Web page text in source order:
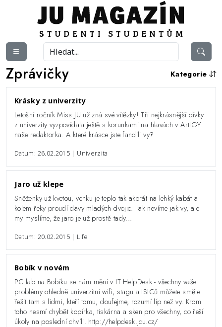
Zprávičky Kategorie
Krásky z univerzity
Letošní ročník Miss JU už zná své vítězky! Tři nejkrásnější dívky
z univerzity vyzpovídala ještě s korunkami na hlavách v ArtIGY
naše redaktorka. A které krásce jste fandili vy?
Datum: 26.02.2015 | Univerzita
Jaro už klepe
Sněženky už kvetou, venku je teplo tak akorát na lehký kabát a
kolem řeky proudí davy mladých dvojic. Tak nevíme jak vy, ale
my myslíme, že jaro je už prostě tady...
Datum: 20.02.2015 | Life
Bobík v novém
PC lab na Bobíku se nám mění v IT HelpDesk - všechny vaše
problémy ohledně univerzitní wifi, stagu a ISICů můžete směle
řešit tam s lidmi, kteří tomu, doufejme, rozumí líp než vy. Krom
toho nesmí chybět kopírka, tiskárna a sken pro všechny, co řeší
úkoly na poslední chvíli. http://helpdesk.jcu.cz/